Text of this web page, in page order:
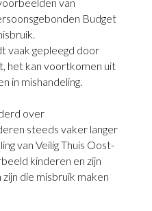
Budget
vaak gepleegd door
het kan voortkomen uit
in mishandeling.
over
steeds vaker langer
van Veilig Thuis Oost-
kinderen en zijn
die misbruik maken